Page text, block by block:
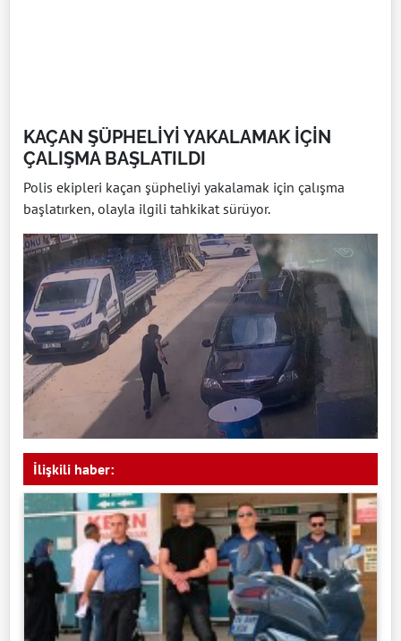
KAÇAN ŞÜPHELİYİ YAKALAMAK İÇİN
ÇALIŞMA BAŞLATILDI
Polis ekipleri kaçan şüpheliyi yakalamak için çalışma
başlatırken, olayla ilgili tahkikat sürüyor.
İlişkili haber: